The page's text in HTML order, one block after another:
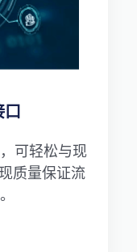
可轻松与现
质量保证流